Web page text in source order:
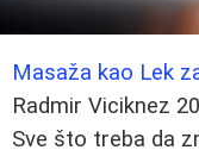
Masaža kao Lek
Radmir Viciknez
Sve što treba da